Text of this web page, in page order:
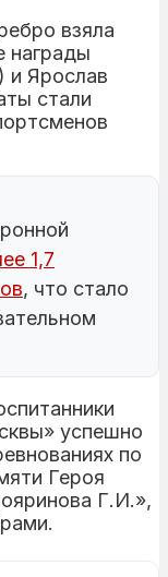
взяла
награды
и Ярослав
стали
1,7
, что стало
успешно
по
Героя
Г.И.»,